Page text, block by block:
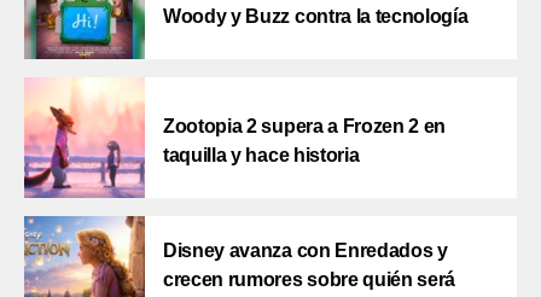
Woody y Buzz contra la tecnología
Zootopia 2 supera a Frozen 2 en
taquilla y hace historia
Disney avanza con Enredados y
crecen rumores sobre quién será